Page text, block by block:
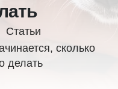
Статьи
сколько
делать